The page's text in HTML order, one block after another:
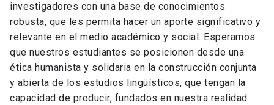
investigadores con una base de conocimientos
robusta, que les permita hacer un aporte significativo y
relevante en el medio académico y social. Esperamos
que nuestros estudiantes se posicionen desde una
ética humanista y solidaria en la construcción conjunta
y abierta de los estudios lingüísticos, que tengan la
capacidad de producir, fundados en nuestra realidad